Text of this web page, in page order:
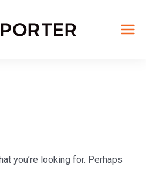
you’re looking for. Perhaps